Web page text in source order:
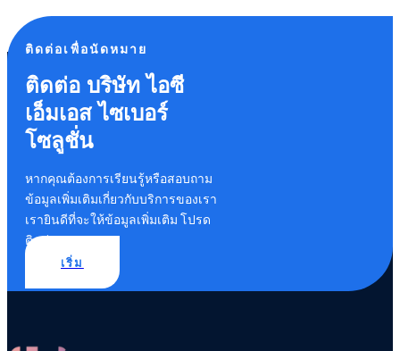
ติดต่อเพื่อนัดหมาย
ติดต่อ บริษัท ไอซี
เอ็มเอส ไซเบอร์
โซลูชั่น
หากคุณต้องการเรียนรู้หรือสอบถาม
ข้อมูลเพิ่มเติมเกี่ยวกับบริการของเรา
เรายินดีที่จะให้ข้อมูลเพิ่มเติม โปรด
ติดต่อเรา
เริ่ม